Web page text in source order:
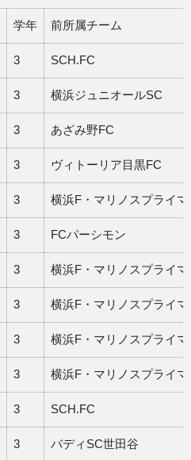
学年 前所属チーム
3 SCH.FC
3 横浜ジュニオールSC
3 あざみ野FC
3 ヴィトーリア目黒FC
3 横浜F・マリノスプライマ
3 FCパーシモン
3 横浜F・マリノスプライマ
3 横浜F・マリノスプライマ
3 横浜F・マリノスプライマ
3 横浜F・マリノスプライマ
3 SCH.FC
3 バディSC世田谷